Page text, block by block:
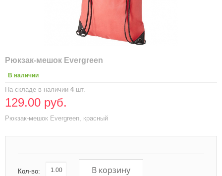
Рюкзак-мешок Evergreen
В наличии
На складе в наличии 4 шт.
129.00 руб.
Рюкзак-мешок Evergreen, красный
Кол-во: В корзину